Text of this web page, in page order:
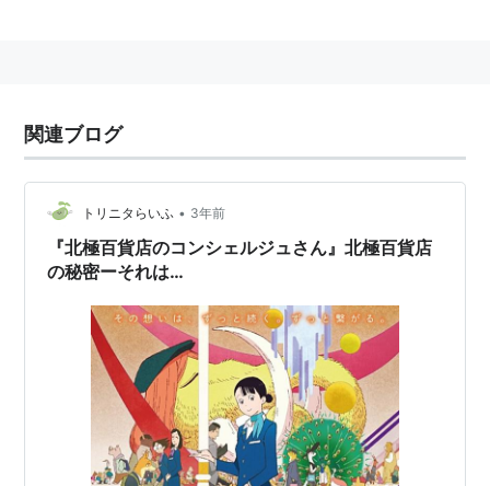
関連ブログ
トリニタらいふ • 3年前
『北極百貨店のコンシェルジュさん』北極百貨店
の秘密ーそれは…